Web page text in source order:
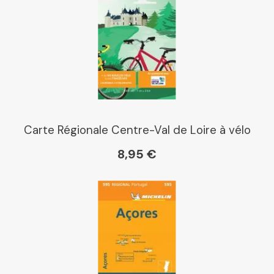
Dialogue
Librairie La Procure
Kleber
Place des libraires
Carte Régionale Centre-Val de Loire à vélo
8,95 €